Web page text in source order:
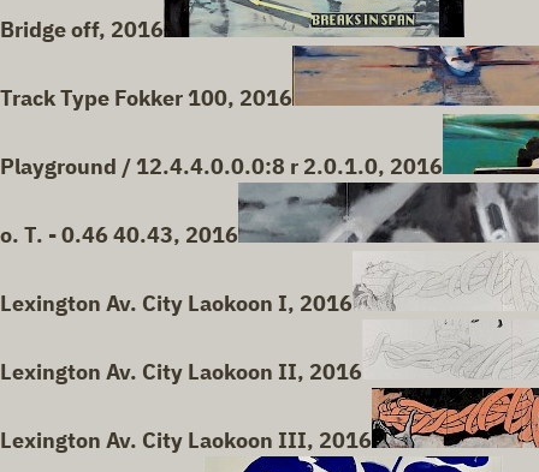
Bridge off, 2016
Track Type Fokker 100, 2016
Playground / 12.4.4.0.0.0:8 r 2.0.1.0, 2016
o. T. - 0.46 40.43, 2016
Lexington Av. City Laokoon I, 2016
Lexington Av. City Laokoon II, 2016
Lexington Av. City Laokoon III, 2016